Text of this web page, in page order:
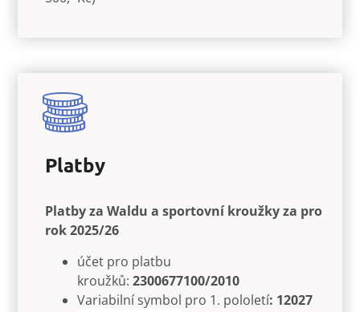
Platby
Platby za Waldu a sportovní kroužky za pro
rok 2025/26
účet pro platbu
kroužků: 2300677100/2010
Variabilní symbol pro 1. pololetí: 12027